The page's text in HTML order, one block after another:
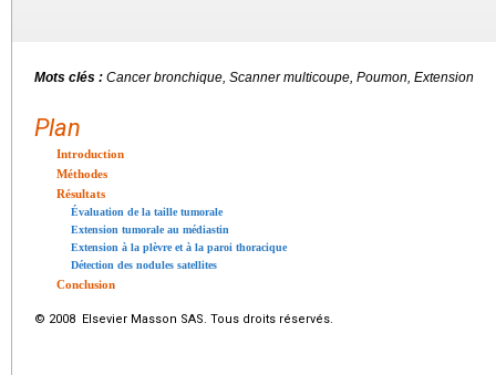
Mots clés : Cancer bronchique, Scanner multicoupe, Poumon, Extension
Plan
Introduction
Méthodes
Résultats
Évaluation de la taille tumorale
Extension tumorale au médiastin
Extension à la plèvre et à la paroi thoracique
Détection des nodules satellites
Conclusion
© 2008 Elsevier Masson SAS. Tous droits réservés.